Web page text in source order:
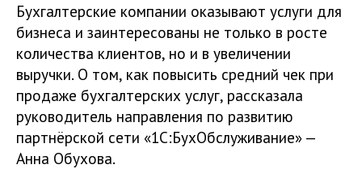
Бухгалтерские компании оказывают услуги для
бизнеса и заинтересованы не только в росте
количества клиентов, но и в увеличении
выручки. О том, как повысить средний чек при
продаже бухгалтерских услуг, рассказала
руководитель направления по развитию
партнёрской сети «1С:БухОбслуживание» —
Анна Обухова.